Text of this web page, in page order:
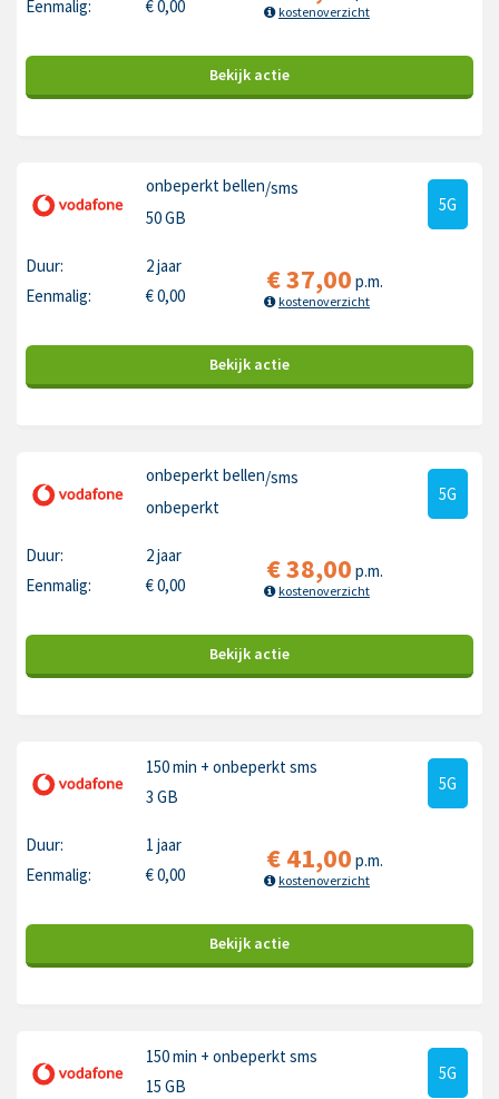
Eenmalig: €0,00 kostenoverzicht
Bekijk actie
onbeperkt bellen/sms
50 GB
5G
Duur:
2 jaar
Eenmalig:
€0,00 €37,00 p.m.
kostenoverzicht
Bekijk actie
onbeperkt bellen/sms
onbeperkt
5G
Duur:
2 jaar
Eenmalig:
€0,00 €38,00 p.m.
kostenoverzicht
Bekijk actie
150 min + onbeperkt sms
3 GB
5G
Duur:
1 jaar
Eenmalig:
€0,00 €41,00 p.m.
kostenoverzicht
Bekijk actie
150 min + onbeperkt sms
15 GB
5G